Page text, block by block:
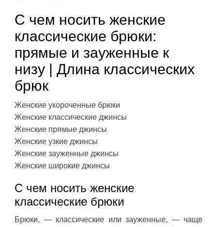
С чем носить женские
классические брюки:
прямые и зауженные к
низу | Длина классических
брюк
Женские укороченные брюки
Женские классические джинсы
Женские прямые джинсы
Женские узкие джинсы
Женские зауженные джинсы
Женские широкие джинсы
С чем носить женские
классические брюки
Брюки, — классические или зауженные, — чаще